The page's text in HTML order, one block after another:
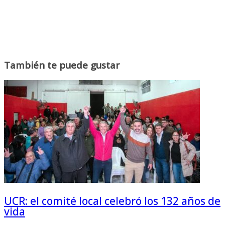
También te puede gustar
UCR: el comité local celebró los 132 años de
vida